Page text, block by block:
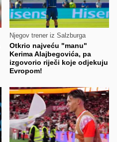
Njegov trener iz Salzburga
Otkrio najveću "manu"
Kerima Alajbegovića, pa
izgovorio riječi koje odjekuju
Evropom!